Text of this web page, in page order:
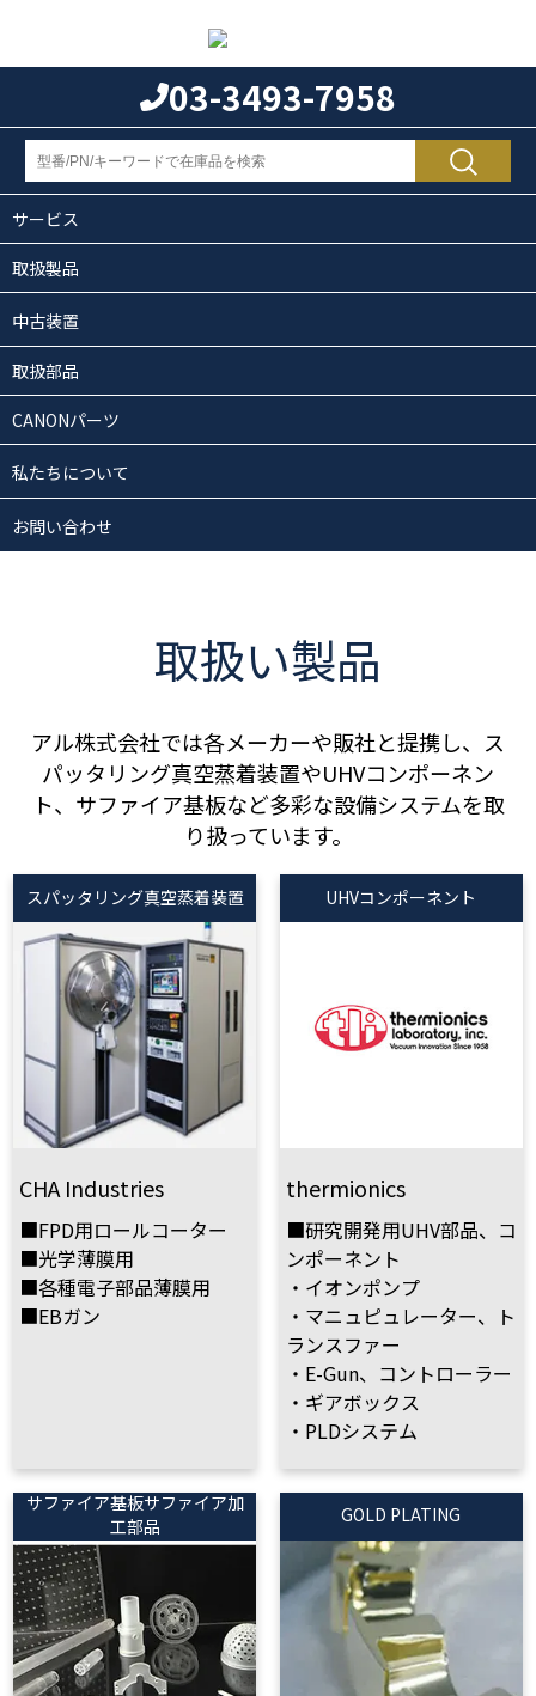
03-3493-7958
サービス
取扱製品
中古装置
取扱部品
CANONパーツ
私たちについて
お問い合わせ
取扱い製品
アル株式会社では各メーカーや販社と提携し、ス
パッタリング真空蒸着装置やUHVコンポーネン
ト、サファイア基板など多彩な設備システムを取
り扱っています。
スパッタリング真空蒸着装置
CHA Industries
■FPD用ロールコーター
■光学薄膜用
■各種電子部品薄膜用
■EBガン
UHVコンポーネント
thermionics
■研究開発用UHV部品、コ
ンポーネント
・イオンポンプ
・マニュピュレーター、ト
ランスファー
・E-Gun、コントローラー
・ギアボックス
・PLDシステム
サファイア基板サファイア加
工部品
GOLD PLATING